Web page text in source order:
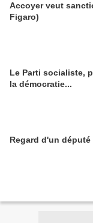
Accoyer veut
Figaro)
Le Parti socialiste,
la démocratie...
Regard d'un